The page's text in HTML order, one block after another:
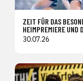
ZEIT FÜR DAS
HEIMPREMIERE UND
30.07.26